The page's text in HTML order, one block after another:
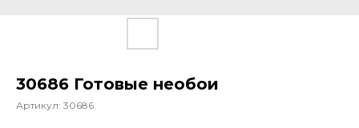
30686 Готовые необои
Артикул: 30686